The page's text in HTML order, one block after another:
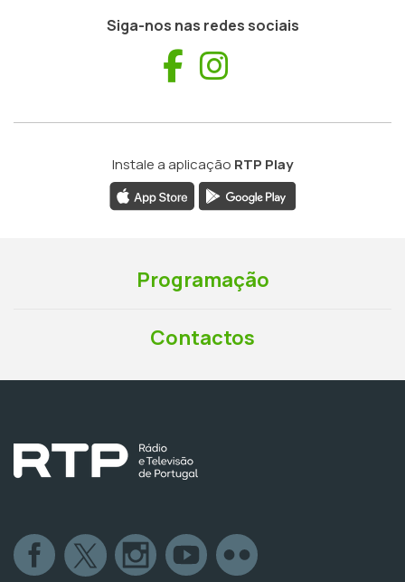
Siga-nos nas redes sociais
Facebook
Instale a aplicação RTP Play
Programação
Contactos